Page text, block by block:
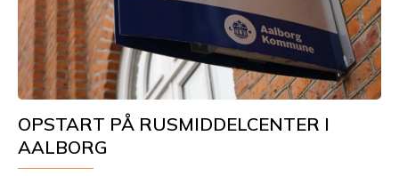
OPSTART PÅ RUSMIDDELCENTER I
AALBORG